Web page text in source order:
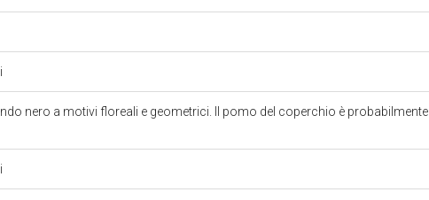
nero a motivi floreali e geometrici. Il pomo del coperchio è probabilmente